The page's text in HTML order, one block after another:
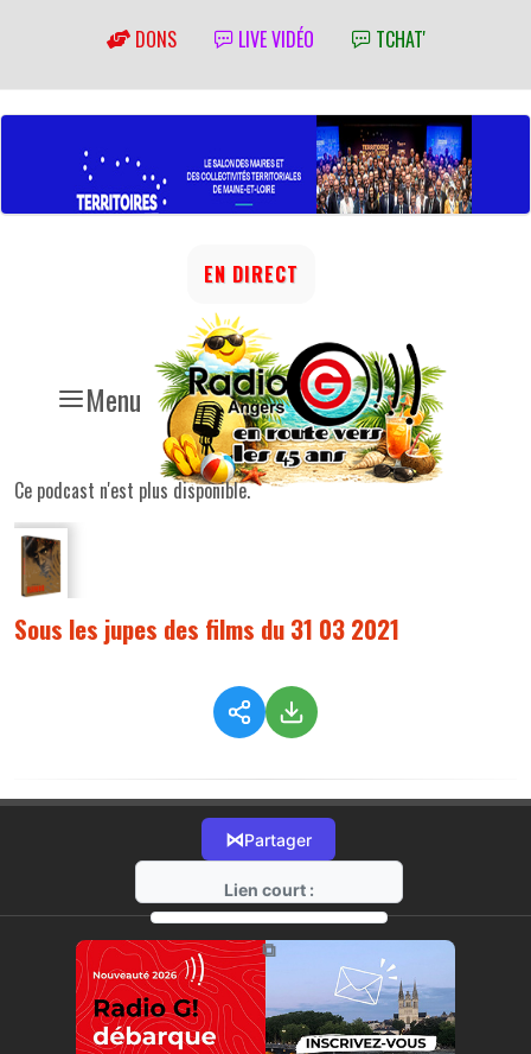
DONS LIVE VIDÉO TCHAT'
Menu
EN DIRECT
Ce podcast n'est plus disponible.
Sous les jupes des films du 31 03 2021
⋈Partager
Lien court :
https://radio-g.fr?4346
⧉